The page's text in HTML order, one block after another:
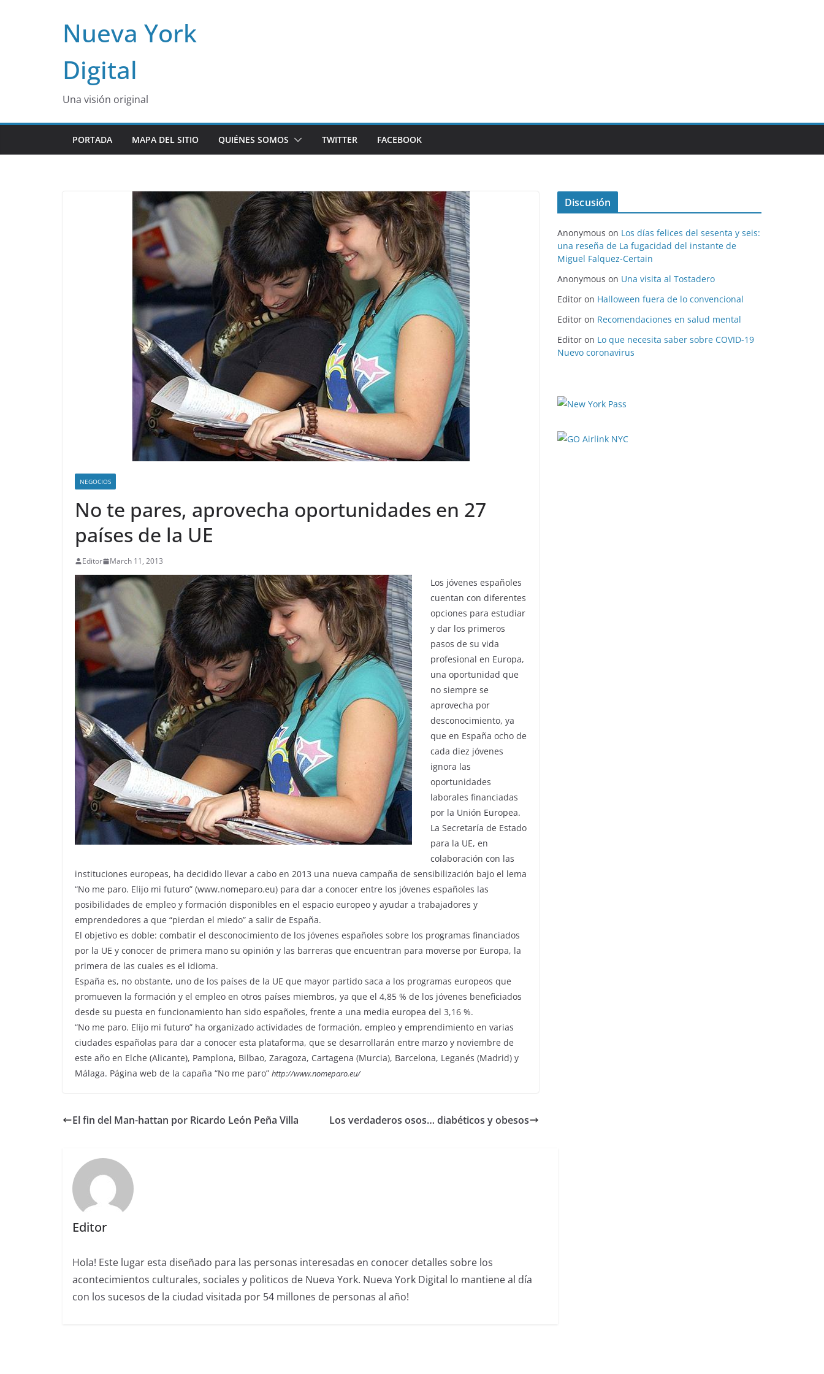
Nueva York
Digital
Una visión original
PORTADA MAPA DEL SITIO QUIÉNES SOMOS TWITTER FACEBOOK
NEGOCIOS
No te pares, aprovecha oportunidades en 27
países de la UE
Editor March 11, 2013
Los jóvenes españoles
cuentan con diferentes
opciones para estudiar
y dar los primeros
pasos de su vida
profesional en Europa,
una oportunidad que
no siempre se
aprovecha por
desconocimiento, ya
que en España ocho de
cada diez jóvenes
ignora las
oportunidades
laborales financiadas
por la Unión Europea.
La Secretaría de Estado
para la UE, en
colaboración con las
instituciones europeas, ha decidido llevar a cabo en 2013 una nueva campaña de sensibilización bajo el lema
“No me paro. Elijo mi futuro” (www.nomeparo.eu) para dar a conocer entre los jóvenes españoles las
posibilidades de empleo y formación disponibles en el espacio europeo y ayudar a trabajadores y
emprendedores a que “pierdan el miedo” a salir de España.
El objetivo es doble: combatir el desconocimiento de los jóvenes españoles sobre los programas financiados
por la UE y conocer de primera mano su opinión y las barreras que encuentran para moverse por Europa, la
primera de las cuales es el idioma.
España es, no obstante, uno de los países de la UE que mayor partido saca a los programas europeos que
promueven la formación y el empleo en otros países miembros, ya que el 4,85 % de los jóvenes beneficiados
desde su puesta en funcionamiento han sido españoles, frente a una media europea del 3,16 %.
“No me paro. Elijo mi futuro” ha organizado actividades de formación, empleo y emprendimiento en varias
ciudades españolas para dar a conocer esta plataforma, que se desarrollarán entre marzo y noviembre de
este año en Elche (Alicante), Pamplona, Bilbao, Zaragoza, Cartagena (Murcia), Barcelona, Leganés (Madrid) y
Málaga. Página web de la capaña “No me paro” http://www.nomeparo.eu/
El fin del Man-hattan por Ricardo León Peña Villa Los verdaderos osos… diabéticos y obesos
Editor
Hola! Este lugar esta diseñado para las personas interesadas en conocer detalles sobre los
acontecimientos culturales, sociales y politicos de Nueva York. Nueva York Digital lo mantiene al día
con los sucesos de la ciudad visitada por 54 millones de personas al año!
Discusión
Anonymous on Los días felices del sesenta y seis:
una reseña de La fugacidad del instante de
Miguel Falquez-Certain
Anonymous on Una visita al Tostadero
Editor on Halloween fuera de lo convencional
Editor on Recomendaciones en salud mental
Editor on Lo que necesita saber sobre COVID-19
Nuevo coronavirus